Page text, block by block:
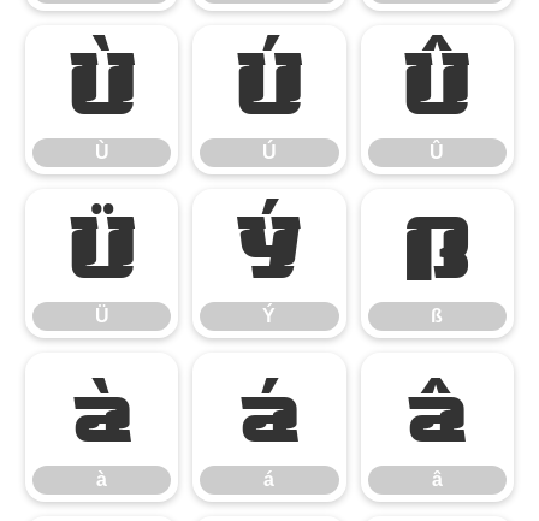
Ù
Ù
Ú
Ú
Û
Û
Ü
Ü
Ý
Ý
ß
ß
à
à
á
á
â
â